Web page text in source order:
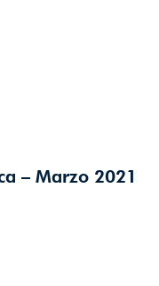
– Marzo 2021